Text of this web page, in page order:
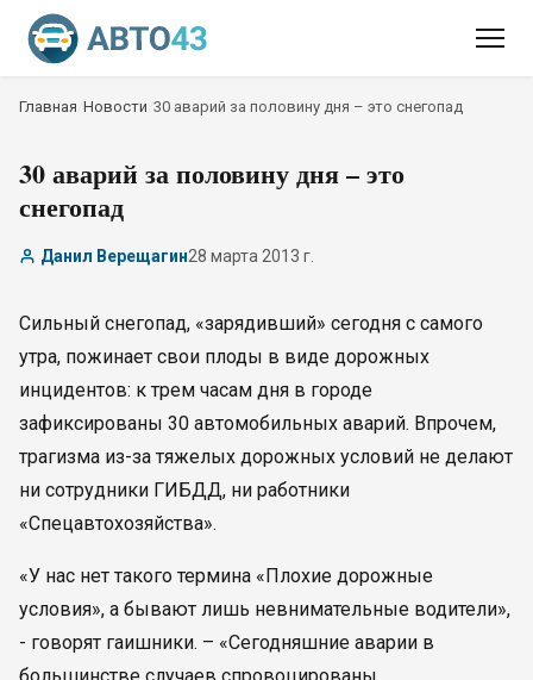
Главная Новости 30 аварий за половину дня – это снегопад
30 аварий за половину дня – это
снегопад
Данил Верещагин28 марта 2013 г.
Сильный снегопад, «зарядивший» сегодня с самого
утра, пожинает свои плоды в виде дорожных
инцидентов: к трем часам дня в городе
зафиксированы 30 автомобильных аварий. Впрочем,
трагизма из-за тяжелых дорожных условий не делают
ни сотрудники ГИБДД, ни работники
«Спецавтохозяйства».
«У нас нет такого термина «Плохие дорожные
условия», а бывают лишь невнимательные водители»,
- говорят гаишники. – «Сегодняшние аварии в